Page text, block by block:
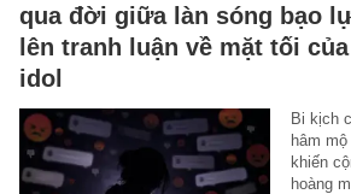
qua đời giữa làn sóng bạo
lên tranh luận về mặt tối
idol
Bi kịch
hâm
khiến
hoàng